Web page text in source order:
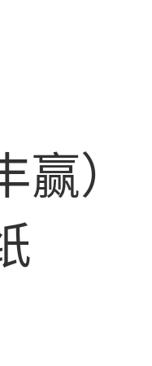
赢）